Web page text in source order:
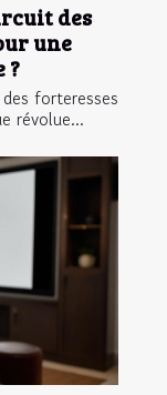
des
une
?
forteresses
révolue...